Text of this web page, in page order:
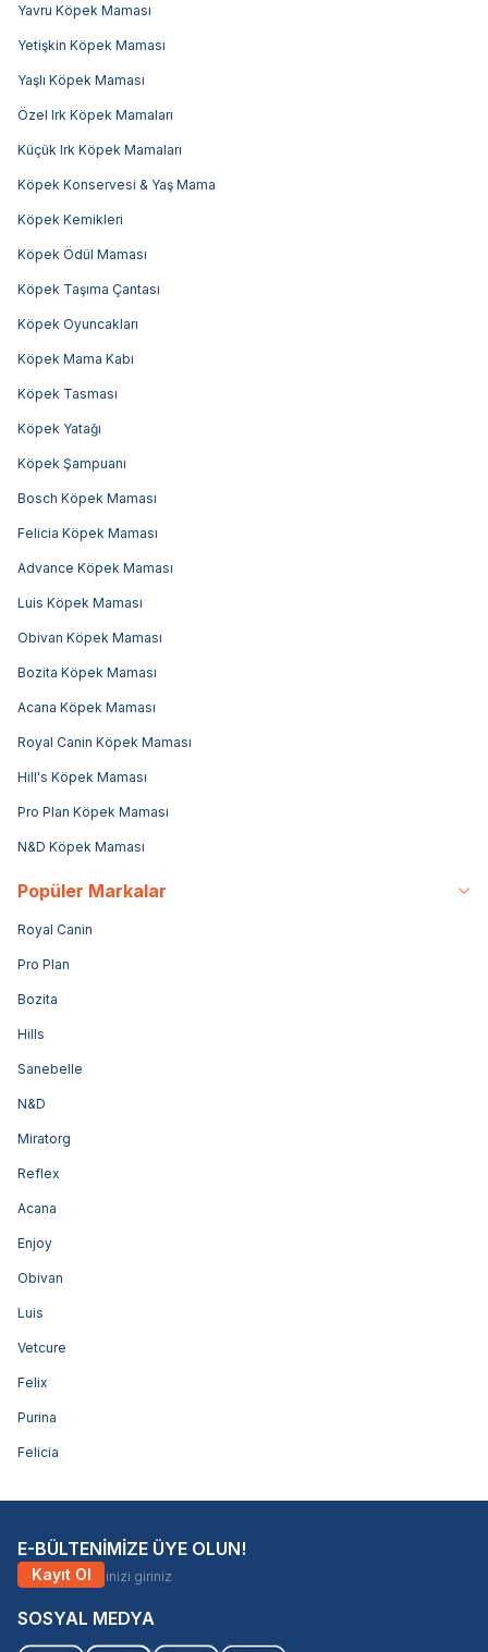
Yavru Köpek Maması
Yetişkin Köpek Maması
Yaşlı Köpek Maması
Özel Irk Köpek Mamaları
Küçük Irk Köpek Mamaları
Köpek Konservesi & Yaş Mama
Köpek Kemikleri
Köpek Ödül Maması
Köpek Taşıma Çantası
Köpek Oyuncakları
Köpek Mama Kabı
Köpek Tasması
Köpek Yatağı
Köpek Şampuanı
Bosch Köpek Maması
Felicia Köpek Maması
Advance Köpek Maması
Luis Köpek Maması
Obivan Köpek Maması
Bozita Köpek Maması
Acana Köpek Maması
Royal Canin Köpek Maması
Hill's Köpek Maması
Pro Plan Köpek Maması
N&D Köpek Maması
Popüler Markalar
Royal Canin
Pro Plan
Bozita
Hills
Sanebelle
N&D
Miratorg
Reflex
Acana
Enjoy
Obivan
Luis
Vetcure
Felix
Purina
Felicia
E-BÜLTENİMİZE ÜYE OLUN!
Kayıt Ol
SOSYAL MEDYA